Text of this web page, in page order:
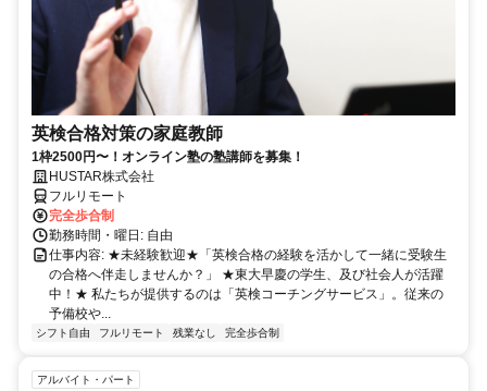
英検合格対策の家庭教師
1枠2500円〜！オンライン塾の塾講師を募集！
HUSTAR株式会社
フルリモート
完全歩合制
勤務時間・曜日: 自由
仕事内容: ★未経験歓迎★「英検合格の経験を活かして一緒に受験生
の合格へ伴走しませんか？」 ★東大早慶の学生、及び社会人が活躍
中！★ 私たちが提供するのは「英検コーチングサービス」。従来の
予備校や...
シフト自由 フルリモート 残業なし 完全歩合制
アルバイト・パート